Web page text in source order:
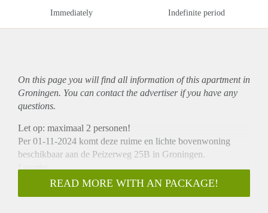
Immediately Indefinite period
On this page you will find all information of this apartmentin
Groningen. You can contact the advertiser if you have any
questions.
Let op: maximaal 2 personen!
Per 01-11-2024 komt deze ruime en lichte bovenwoning
beschikbaar aan de Peizerweg 25B in Groningen.
Locatie:
Het appartement is gelegen in de Zeeheldenbuurt. Alle
voorzieningen zijn op loop- of fietsafstand. Het centrum van
READ MORE WITH AN PACKAGE!